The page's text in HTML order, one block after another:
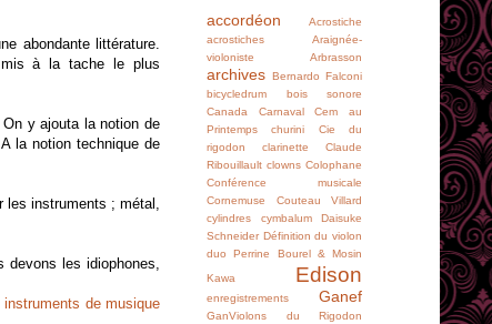
abondante littérature.
à la tache le plus
y ajouta la notion de
la notion technique de
instruments ; métal,
les idiophones,
de musique
accordéon
Acrostiche
acrostiches
Araignée-
violoniste
Arbrasson
archives Bernardo Falconi
bicycledrum
bois sonore
Canada
Carnaval
Cem au
Printemps
churini
Cie du
rigodon
clarinette
Claude
Ribouillault clowns Colophane
Conférence musicale
Cornemuse
Couteau Villard
cylindres
cymbalum
Daisuke
Schneider Définition du violon
duo Perrine Bourel & Mosin
Kawa
Edison
enregistrements Ganef
GanViolons du Rigodon